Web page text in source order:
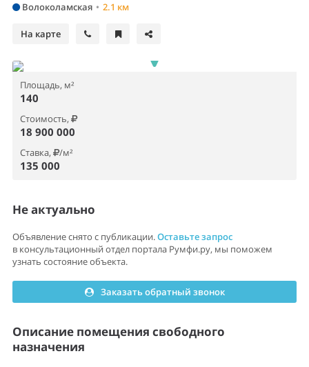
Волоколамская • 2.1 км
На карте
Площадь, м²
140
Стоимость,
18 900 000
Ставка, /м²
135 000
Не актуально
Объявление снято с публикации.Оставьте запрос
в консультационный отдел портала Румфи.ру, мы поможем
узнать состояние объекта.
Заказать обратный звонок
Описание помещения свободного
назначения